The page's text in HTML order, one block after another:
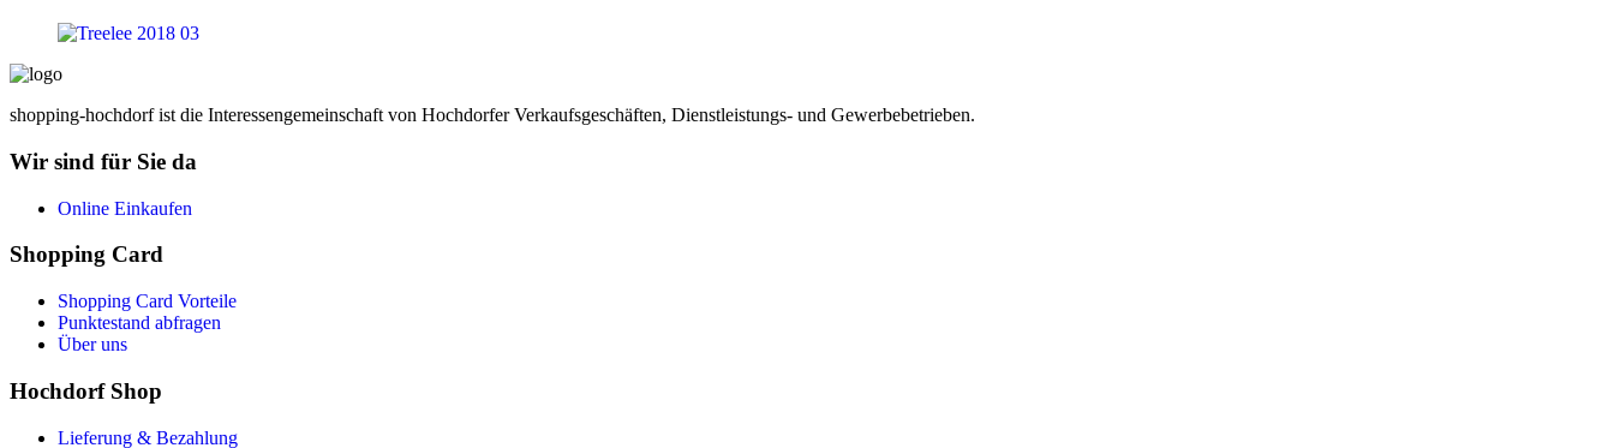
shopping-hochdorf ist die Interessengemeinschaft von Hochdorfer Verkaufsgeschäften, Dienstleistungs- und Gewerbebetrieben.
Wir sind für Sie da
Online Einkaufen
Shopping Card
Shopping Card Vorteile
Punktestand abfragen
Über uns
Hochdorf Shop
Lieferung & Bezahlung